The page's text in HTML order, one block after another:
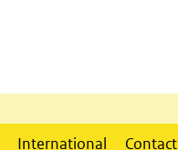
International Contact